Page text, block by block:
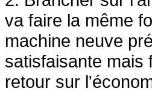
va faire la même
machine neuve
satisfaisante mais
retour sur